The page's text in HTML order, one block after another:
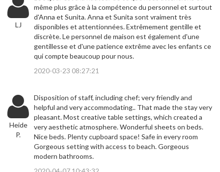
LJ
même plus grâce à la compétence du personnel et surtout
d'Anna et Sunita. Anna et Sunita sont vraiment très
disponibles et attentionnées. Extrêmement gentille et
discrète. Le personnel de maison est également d'une
gentillesse et d'une patience extrême avec les enfants ce
qui compte beaucoup pour nous.
2020-03-23 08:27:21
Heide
P.
Disposition of staff, including chef; very friendly and
helpful and very accommodating.. That made the stay very
pleasant. Most creative table settings, which created a
very aesthetic atmosphere. Wonderful sheets on beds.
Nice beds. Plenty cupboard space! Safe in every room
Gorgeous setting with access to beach. Gorgeous
modern bathrooms.